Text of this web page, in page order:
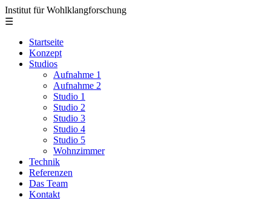
Institut für Wohlklangforschung
☰
Startseite
Konzept
Studios
Aufnahme 1
Aufnahme 2
Studio 1
Studio 2
Studio 3
Studio 4
Studio 5
Wohnzimmer
Technik
Referenzen
Das Team
Kontakt